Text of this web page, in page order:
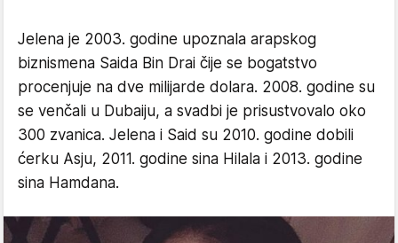
Jelena je 2003. godine upoznala arapskog
biznismena Saida Bin Drai čije se bogatstvo
procenjuje na dve milijarde dolara. 2008. godine su
se venčali u Dubaiju, a svadbi je prisustvovalo oko
300 zvanica. Jelena i Said su 2010. godine dobili
ćerku Asju, 2011. godine sina Hilala i 2013. godine
sina Hamdana.